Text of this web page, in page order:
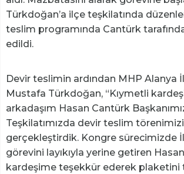
Türkdoğan’a ilçe teşkilatında
teslim programında Cantürk
edildi.
Devir teslimin ardından MHP Alanya
Mustafa Türkdoğan, “Kıymetli
arkadaşım Hasan Cantürk
Teşkilatımızda devir teslim törenimizi
gerçekleştirdik. Kongre sürecimizde
görevini layıkıyla yerine getiren
kardeşime teşekkür ederek